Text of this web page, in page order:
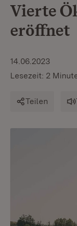
Vierte
eröffnet
14.06.2023
Lesezeit: 2
Teilen